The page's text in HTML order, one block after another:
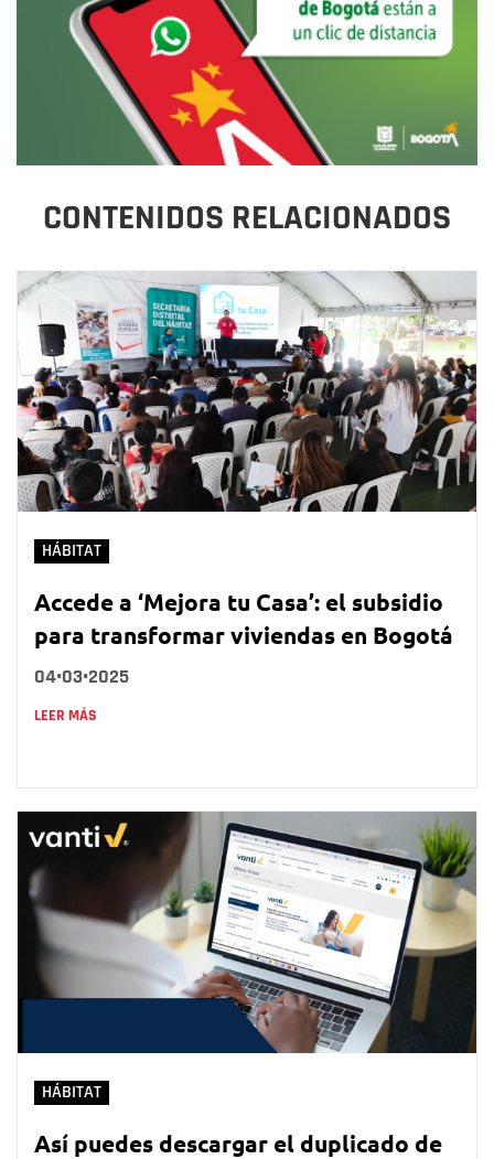
CONTENIDOS RELACIONADOS
HÁBITAT
Accede a ‘Mejora tu Casa’: el subsidio
para transformar viviendas en Bogotá
04•03•2025
LEER MÁS
HÁBITAT
Así puedes descargar el duplicado de